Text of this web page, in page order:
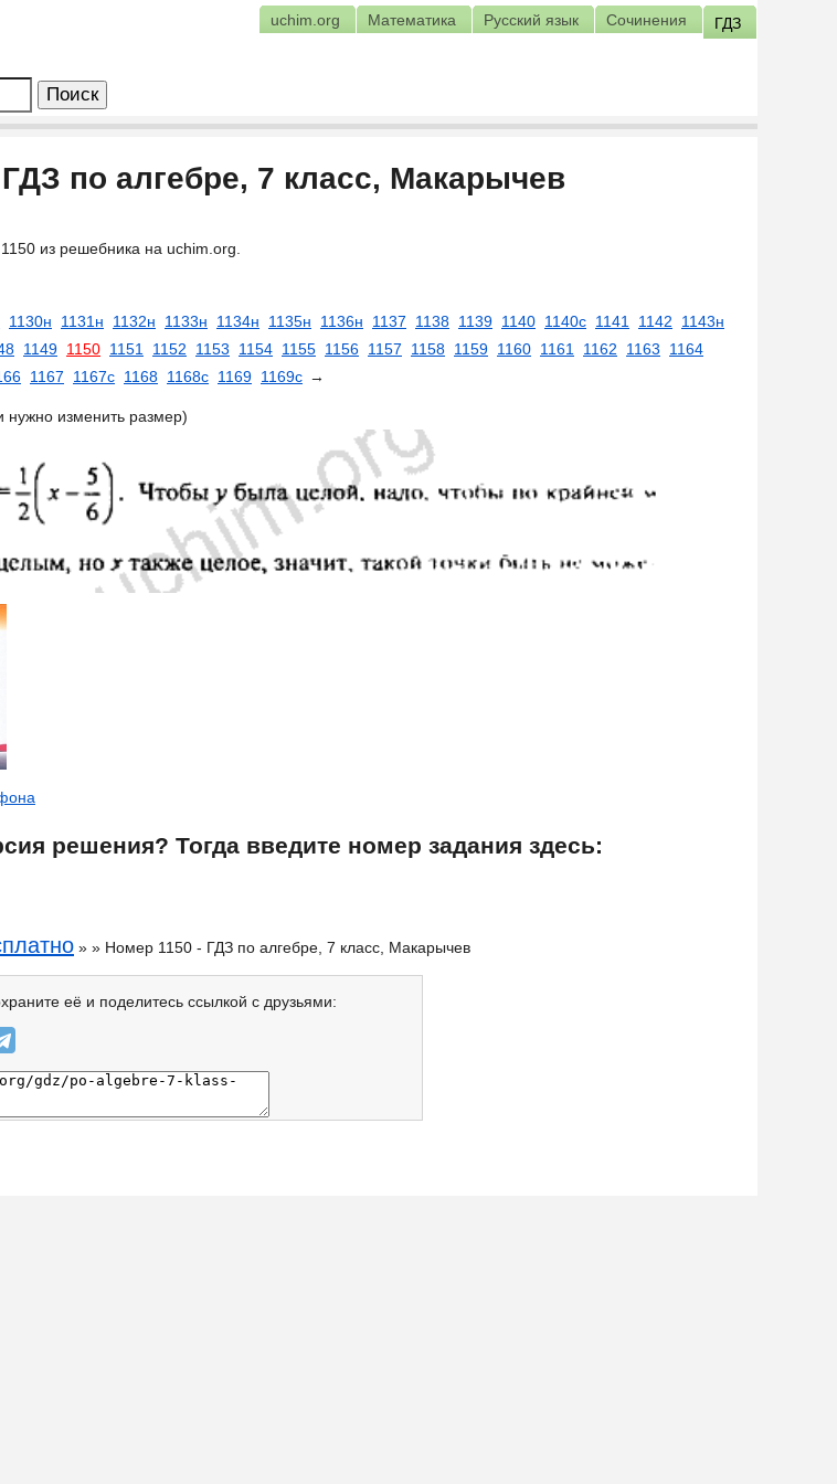
uchim.org Математика Русский язык Сочинения ГДЗ
по алгебре, 7 класс, Макарычев
из решебника на uchim.org.
1130н 1131н 1132н 1133н 1134н 1135н 1136н 1137 1138 1139 1140 1140с 1141 1142
1143н
1149 1150 1151 1152 1153 1154 1155 1156 1157 1158 1159 1160 1161 1162 1163
1164
1167 1167с 1168 1168с 1169 1169с →
нужно изменить размер)
решения? Тогда введите номер задания здесь:
» » Номер 1150 - ГДЗ по алгебре, 7 класс, Макарычев
её и поделитесь ссылкой с друзьями: